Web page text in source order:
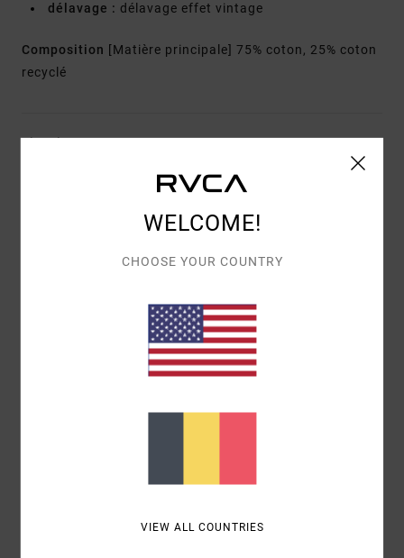
délavage : délavage effet vintage
Composition [Matière principale] 75% coton, 25% coton
recyclé
Livraison & Retours
5.0/5
TAILLE
WELCOME!
CHOOSE YOUR COUNTRY
VIEW ALL COUNTRIES